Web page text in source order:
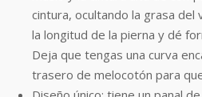
cintura, ocultando la grasa
la longitud de la pierna y dé
Deja que tengas una curva
trasero de melocotón para